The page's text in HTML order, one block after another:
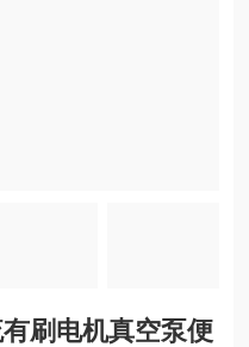
刷电机真空泵便